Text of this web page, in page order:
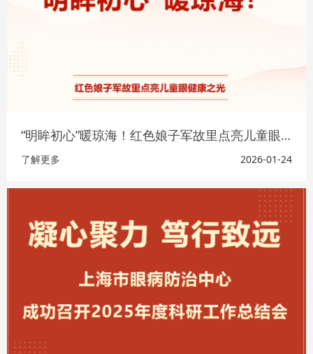
“明眸初心”暖琼海！红色娘子军故里点亮儿童眼健康之光​
了解更多 2026-01-24